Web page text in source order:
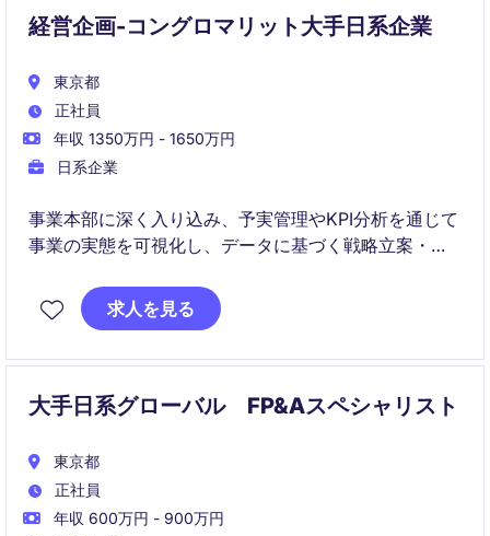
経営企画-コングロマリット大手日系企業
東京都
正社員
年収 1350万円 - 1650万円
日系企業
事業本部に深く入り込み、予実管理やKPI分析を通じて
事業の実態を可視化し、データに基づく戦略立案・経
営陣や事業責任者と連携しながら、中期経営計画策
定、事業分析、M&A検討、全社横断プロジェクト推進
求人を見る
大手日系グローバル FP&Aスペシャリスト
東京都
正社員
年収 600万円 - 900万円